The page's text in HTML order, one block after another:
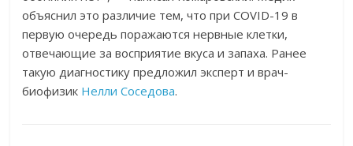
объяснил это различие тем, что при COVID-19 в
первую очередь поражаются нервные клетки,
отвечающие за восприятие вкуса и запаха. Ранее
такую диагностику предложил эксперт и врач-
биофизик Нелли Соседова.